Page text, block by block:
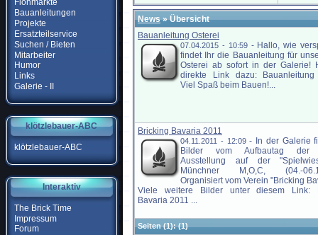
Flohmärkte
Bauanleitungen
Projekte
Ersatzteilservice
Suchen / Bieten
Mitarbeiter
Humor
Links
Galerie - II
klötzlebauer-ABC
klötzlebauer-ABC
Interaktiv
The Brick Time
Impressum
Forum
News» Übersicht
Bauanleitung Osterei
07.04.2015 - 10:59- Hallo, wie
findet Ihr die Bauanleitung für
Osterei ab sofort in der Galerie!
direkte Link dazu: Bauanleitung
Viel Spaß beim Bauen!...
Bricking Bavaria 2011
04.11.2011 - 12:09- In der Galerie
Bilder vom Aufbautag der
Ausstellung auf der
Münchner M,O,C, (04.-
Organisiert vom Verein "Bricking
Viele weitere Bilder unter diesem Link:
Bavaria 2011 ...
Seiten(1):(1)